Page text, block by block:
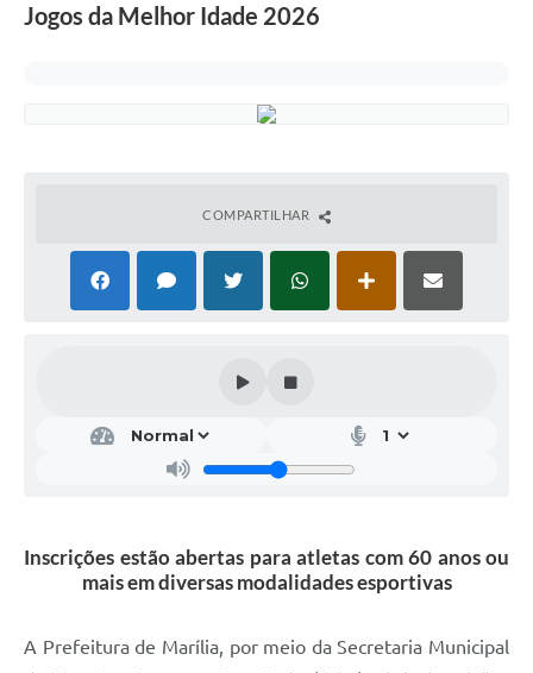
Jogos da Melhor Idade 2026
COMPARTILHAR
Inscrições estão abertas para atletas com 60 anos ou
mais em diversas modalidades esportivas
A Prefeitura de Marília, por meio da Secretaria Municipal